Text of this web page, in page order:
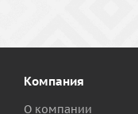
Компания
О компании